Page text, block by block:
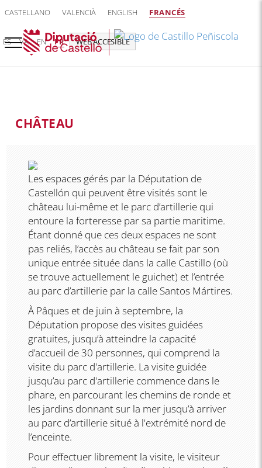
CASTELLANO VALENCIÀ ENGLISH FRANCÉS
ES VA EN FR WEB ACCESIBLE
CHÂTEAU
Les espaces gérés par la Députation de
Castellón qui peuvent être visités sont le
château lui-même et le parc d’artillerie qui
entoure la forteresse par sa partie maritime.
Étant donné que ces deux espaces ne sont
pas reliés, l’accès au château se fait par son
unique entrée située dans la calle Castillo (où
se trouve actuellement le guichet) et l’entrée
au parc d’artillerie par la calle Santos Mártires.
À Pâques et de juin à septembre, la
Députation propose des visites guidées
gratuites, jusqu’à atteindre la capacité
d’accueil de 30 personnes, qui comprend la
visite du parc d'artillerie. La visite guidée
jusqu’au parc d'artillerie commence dans le
phare, en parcourant les chemins de ronde et
les jardins donnant sur la mer jusqu’à arriver
au parc d’artillerie situé à l'extrémité nord de
l’enceinte.
Pour effectuer librement la visite, le visiteur